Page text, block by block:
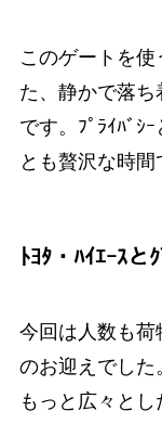
このゲートを
た、静かで落
です。ﾌﾟﾗｲﾊﾞｼ
とも贅沢な時間
ﾄﾖﾀ・ﾊｲｴｰｽと
今回は人数も荷
のお迎えでした
もっと広々とし